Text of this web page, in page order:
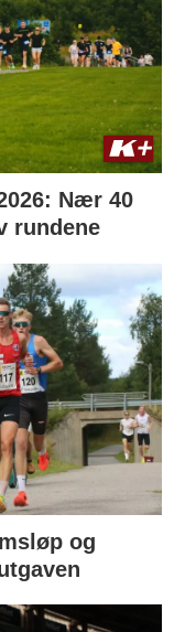
Nær 40
rundene
og